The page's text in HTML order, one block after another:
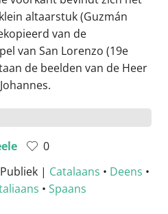
altaarstuk (Guzmán
van de
van San Lorenzo (19e
de beelden van de Heer
0
| Catalaans • Deens •
• Spaans